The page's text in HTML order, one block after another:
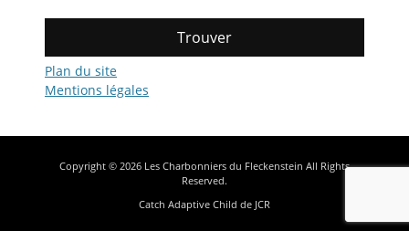
Trouver
Plan du site
Mentions légales
Copyright © 2026 Les Charbonniers du Fleckenstein All Rights
Reserved.
Catch Adaptive Child de JCR